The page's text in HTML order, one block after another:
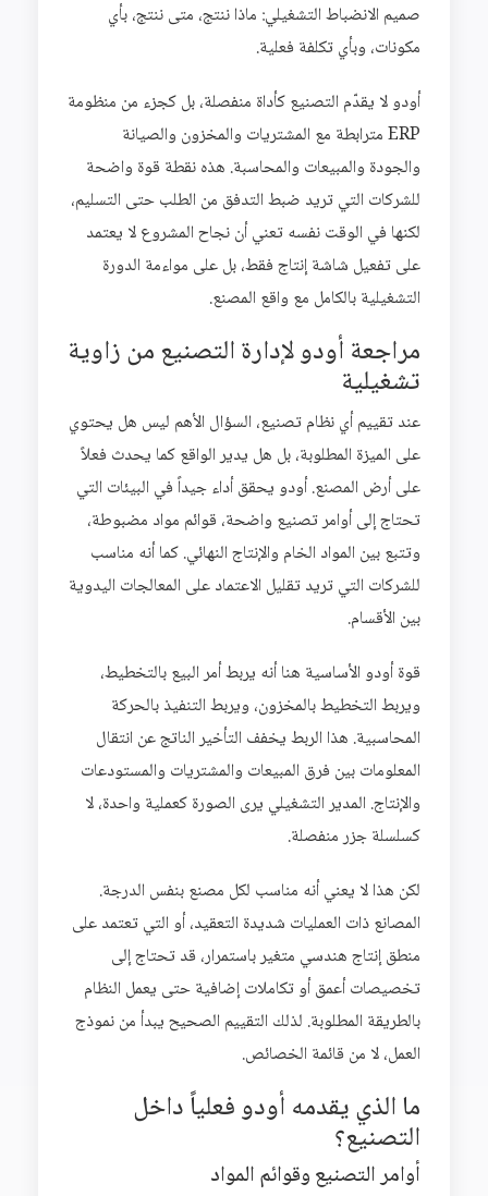
صميم الانضباط التشغيلي: ماذا ننتج، متى ننتج، بأي
مكونات، وبأي تكلفة فعلية.
أودو لا يقدّم التصنيع كأداة منفصلة، بل كجزء من منظومة
ERP مترابطة مع المشتريات والمخزون والصيانة
والجودة والمبيعات والمحاسبة. هذه نقطة قوة واضحة
للشركات التي تريد ضبط التدفق من الطلب حتى التسليم،
لكنها في الوقت نفسه تعني أن نجاح المشروع لا يعتمد
على تفعيل شاشة إنتاج فقط، بل على مواءمة الدورة
التشغيلية بالكامل مع واقع المصنع.
مراجعة أودو لإدارة التصنيع من زاوية
تشغيلية
عند تقييم أي نظام تصنيع، السؤال الأهم ليس هل يحتوي
على الميزة المطلوبة، بل هل يدير الواقع كما يحدث فعلاً
على أرض المصنع. أودو يحقق أداء جيداً في البيئات التي
تحتاج إلى أوامر تصنيع واضحة، قوائم مواد مضبوطة،
وتتبع بين المواد الخام والإنتاج النهائي. كما أنه مناسب
للشركات التي تريد تقليل الاعتماد على المعالجات اليدوية
بين الأقسام.
قوة أودو الأساسية هنا أنه يربط أمر البيع بالتخطيط،
ويربط التخطيط بالمخزون، ويربط التنفيذ بالحركة
المحاسبية. هذا الربط يخفف التأخير الناتج عن انتقال
المعلومات بين فرق المبيعات والمشتريات والمستودعات
والإنتاج. المدير التشغيلي يرى الصورة كعملية واحدة، لا
كسلسلة جزر منفصلة.
لكن هذا لا يعني أنه مناسب لكل مصنع بنفس الدرجة.
المصانع ذات العمليات شديدة التعقيد، أو التي تعتمد على
منطق إنتاج هندسي متغير باستمرار، قد تحتاج إلى
تخصيصات أعمق أو تكاملات إضافية حتى يعمل النظام
بالطريقة المطلوبة. لذلك التقييم الصحيح يبدأ من نموذج
العمل، لا من قائمة الخصائص.
ما الذي يقدمه أودو فعلياً داخل
التصنيع؟
أوامر التصنيع وقوائم المواد